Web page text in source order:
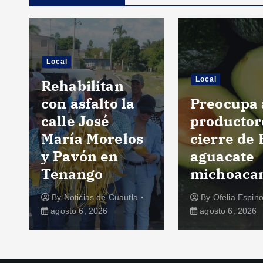
Local
Rehabilitan
con asfalto la
calle José
María Morelos
y Pavón en
Tenango
ByNoticias de Cuautla
agosto 6, 2026
Local
Preocupa
cierre de
aguacate
By Ofelia
agosto 6, 2026